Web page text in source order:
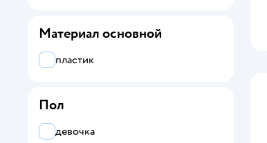
Aurora
B kids
Материал основной
пластик
Пол
девочка